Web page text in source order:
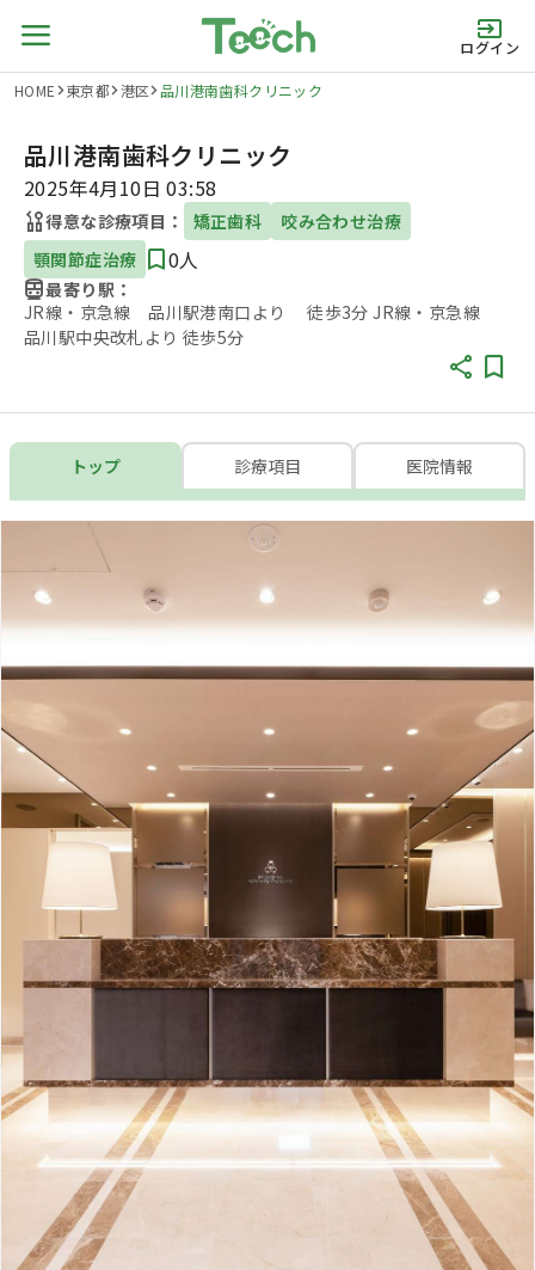
ログイン
HOME 東京都 港区 品川港南歯科クリニック
品川港南歯科クリニック
2025年4月10日 03:58
得意な診療項目： 矯正歯科
咬み合わせ治療
顎関節症治療
0人
最寄り駅：
JR線・京急線 品川駅港南口より 徒歩3分 JR線・京急線
品川駅中央改札より 徒歩5分
トップ 診療項目 医院情報